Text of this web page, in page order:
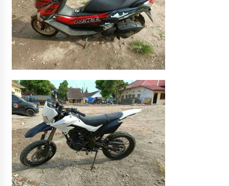
Sumbawa Berupaya Wujudkan Pelayanan
Kepolisian yang Profesional
4 minggu ago
Capaian Program Pemerintah Kabupaten
Sumbawa Terus Dirasakan Masyarakat